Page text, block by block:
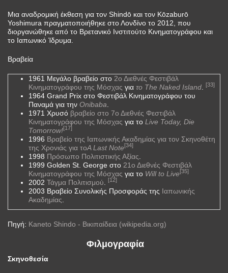
Μια αναδρομική έκθεση για τον Shindō και τον Kōzaburō
Yoshimura πραγματοποιήθηκε στο Λονδίνο το 2012, που
διοργανώθηκε από το Βρετανικό Ινστιτούτο Κινηματογράφου και
το Ιαπωνικό Ίδρυμα.
Βραβεία
1961 Μεγάλο βραβείο στο 2ο Διεθνές Φεστιβάλ
Κινηματογράφου της Μόσχας για το The Naked Island [33]
1964 Grand Prix στο Φεστιβάλ Κινηματογράφου του
Παναμά για την Onibaba
1971 Χρυσό βραβείο στο 7ο Διεθνές Φεστιβάλ
Κινηματογράφου της Μόσχας για το Live Today, Die
Tomorrow![17]
1996 Βραβείο της Ιαπωνικής Ακαδημίας για τον Σκηνοθέτη
της Χρονιάς για τοA Last Note[34]
1998 Πρόσωπο Πολιτιστικής Αξίας
1999 Golden St. George στο 21ο Διεθνές Φεστιβάλ
Κινηματογράφου της Μόσχας για το Will to Live[35]
2002 Τάγμα Πολιτισμού [12]
2003 Βραβείο Συνολικής Προσφοράς της Ιαπωνικής
Ακαδημίας
Πηγή: Kaneto Shindo - Βικιπαίδεια (wikipedia.org)
Φιλμογραφία
Σκηνοθεσία